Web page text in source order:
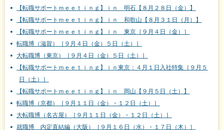
【転職サポートｍｅｅｔｉｎｇ】ｉｎ 明石【８月２８日（金）】
【転職サポートｍｅｅｔｉｎｇ】ｉｎ 和歌山【８月３１日（月）】
【転職サポートｍｅｅｔｉｎｇ】ｉｎ 東京［９月４日（金）］
転職博（滋賀）［９月４日（金）５日（土）］
大転職博（東京）［９月４日（金）５日（土）］
【転職サポートｍｅｅｔｉｎｇ】ｉｎ東京：４月１日入社特集［９月５
日（土）］
【転職サポートｍｅｅｔｉｎｇ】ｉｎ 岡山【９月５日（土）】
転職博（京都）［９月１１日（金）・１２日（土）］
大転職博（名古屋）［９月１１日（金）・１２日（土）］
就職博 内定直結編（大阪）［９月１６日（水）・１７日（木）］